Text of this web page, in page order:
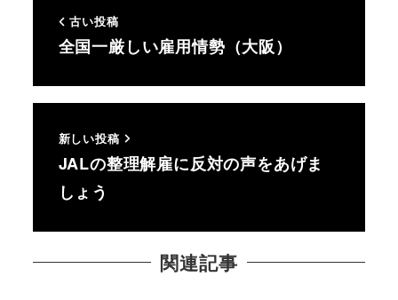
古い投稿
全国一厳しい雇用情勢（大阪）
新しい投稿
JALの整理解雇に反対の声をあげま
しょう
関連記事